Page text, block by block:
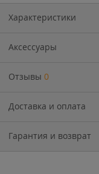
Характеристики
Аксессуары
Отзывы 0
Доставка и оплата
Гарантия и возврат